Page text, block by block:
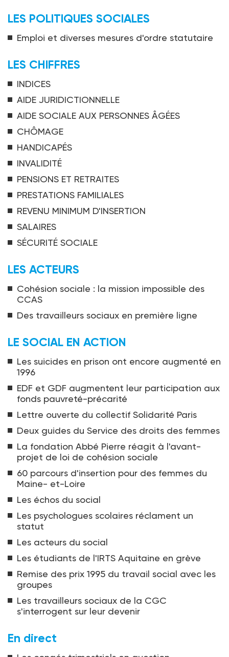
LES POLITIQUES SOCIALES
Emploi et diverses mesures d'ordre statutaire
LES CHIFFRES
INDICES
AIDE JURIDICTIONNELLE
AIDE SOCIALE AUX PERSONNES ÂGÉES
CHÔMAGE
HANDICAPÉS
INVALIDITÉ
PENSIONS ET RETRAITES
PRESTATIONS FAMILIALES
REVENU MINIMUM D'INSERTION
SALAIRES
SÉCURITÉ SOCIALE
LES ACTEURS
Cohésion sociale : la mission impossible des
CCAS
Des travailleurs sociaux en première ligne
LE SOCIAL EN ACTION
Les suicides en prison ont encore augmenté en
1996
EDF et GDF augmentent leur participation aux
fonds pauvreté-précarité
Lettre ouverte du collectif Solidarité Paris
Deux guides du Service des droits des femmes
La fondation Abbé Pierre réagit à l'avant-
projet de loi de cohésion sociale
60 parcours d'insertion pour des femmes du
Maine- et-Loire
Les échos du social
Les psychologues scolaires réclament un
statut
Les acteurs du social
Les étudiants de l'IRTS Aquitaine en grève
Remise des prix 1995 du travail social avec les
groupes
Les travailleurs sociaux de la CGC
s'interrogent sur leur devenir
En direct